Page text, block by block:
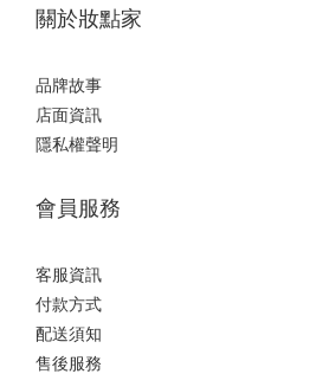
關於妝點家
品牌故事
店面資訊
隱私權聲明
會員服務
客服資訊
付款方式
配送須知
售後服務